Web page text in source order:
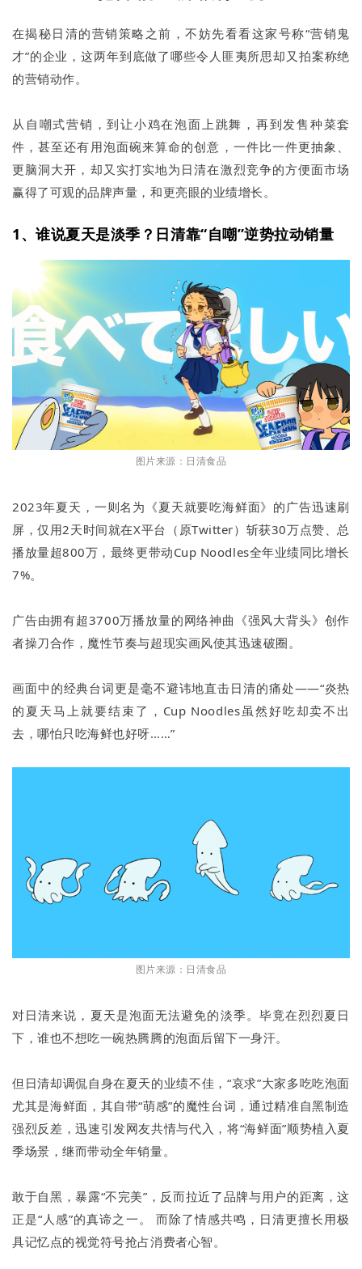
在揭秘日清的营销策略之前，不妨先看看这家号称“营销鬼
才”的企业，这两年到底做了哪些令人匪夷所思却又拍案称绝
的营销动作。
从自嘲式营销，到让小鸡在泡面上跳舞，再到发售种菜套
件，甚至还有用泡面碗来算命的创意，一件比一件更抽象、
更脑洞大开，却又实打实地为日清在激烈竞争的方便面市场
赢得了可观的品牌声量，和更亮眼的业绩增长。
1、谁说夏天是淡季？日清靠“自嘲”逆势拉动销量
图片来源：日清食品
2023年夏天，一则名为《夏天就要吃海鲜面》的广告迅速刷
屏，仅用2天时间就在X平台（原Twitter）斩获30万点赞、总
播放量超800万，最终更带动Cup Noodles全年业绩同比增长
7%。
广告由拥有超3700万播放量的网络神曲《强风大背头》创作
者操刀合作，魔性节奏与超现实画风使其迅速破圈。
画面中的经典台词更是毫不避讳地直击日清的痛处——“炎热
的夏天马上就要结束了，Cup Noodles虽然好吃却卖不出
去，哪怕只吃海鲜也好呀……”
图片来源：日清食品
对日清来说，夏天是泡面无法避免的淡季。毕竟在烈烈夏日
下，谁也不想吃一碗热腾腾的泡面后留下一身汗。
但日清却调侃自身在夏天的业绩不佳，“哀求”大家多吃吃泡面
尤其是海鲜面，其自带“萌感”的魔性台词，通过精准自黑制造
强烈反差，迅速引发网友共情与代入，将“海鲜面”顺势植入夏
季场景，继而带动全年销量。
敢于自黑，暴露“不完美”，反而拉近了品牌与用户的距离，这
正是“人感”的真谛之一。 而除了情感共鸣，日清更擅长用极
具记忆点的视觉符号抢占消费者心智。